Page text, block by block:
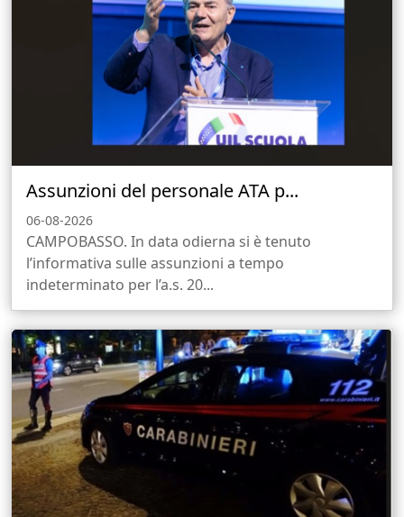
Assunzioni del personale ATA p...
06-08-2026
CAMPOBASSO. In data odierna si è tenuto
l’informativa sulle assunzioni a tempo
indeterminato per l’a.s. 20...